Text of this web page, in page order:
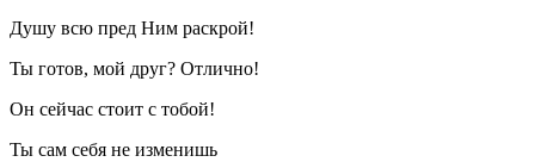
Душу всю пред Ним раскрой!
Ты готов, мой друг? Отлично!
Он сейчас стоит с тобой!
Ты сам себя не изменишь